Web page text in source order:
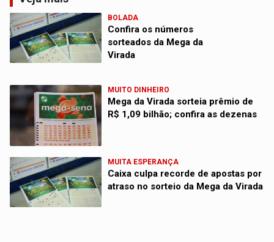
BOLADA
Confira os números
sorteados da Mega da
Virada
MUITO DINHEIRO
Mega da Virada sorteia prêmio de
R$ 1,09 bilhão; confira as dezenas
MUITA ESPERANÇA
Caixa culpa recorde de apostas por
atraso no sorteio da Mega da Virada